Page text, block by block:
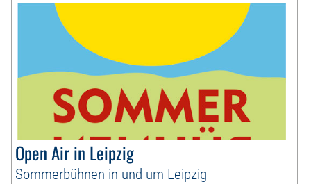
Open Air in Leipzig
Sommerbühnen in und um Leipzig